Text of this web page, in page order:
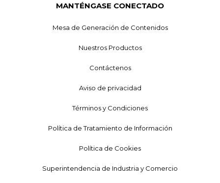
MANTÉNGASE CONECTADO
Mesa de Generación de Contenidos
Nuestros Productos
Contáctenos
Aviso de privacidad
Términos y Condiciones
Política de Tratamiento de Información
Política de Cookies
Superintendencia de Industria y Comercio